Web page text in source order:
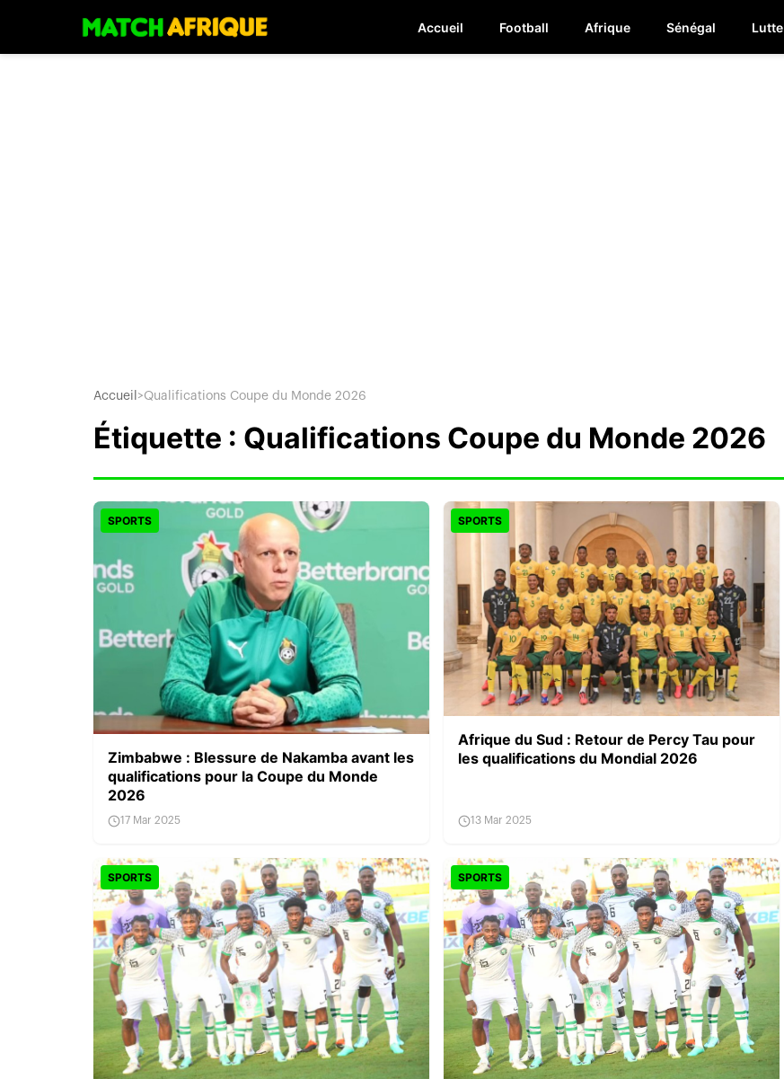
Accueil Football Afrique Sénégal Lutte
Accueil >Qualifications Coupe du Monde 2026
Étiquette : Qualifications Coupe du Monde 2026
SPORTS
Zimbabwe : Blessure de Nakamba avant les
qualifications pour la Coupe du Monde
2026
17 Mar 2025
SPORTS
Afrique du Sud : Retour de Percy Tau pour
les qualifications du Mondial 2026
13 Mar 2025
SPORTS SPORTS